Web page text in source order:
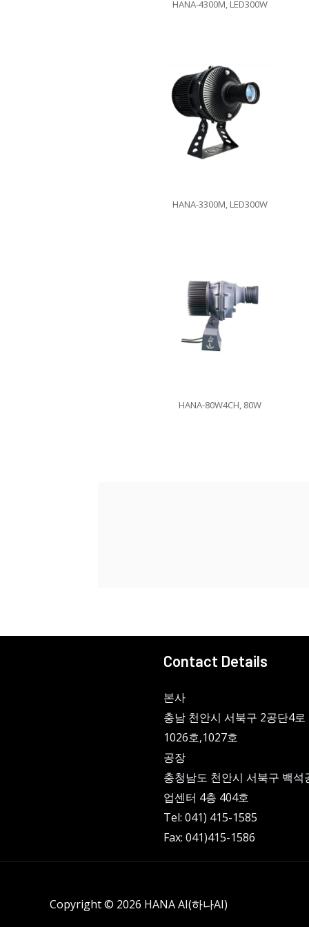
HANA-4300M, LED300W
HANA-3300M, LED300W
HANA-80W4CH, 80W
Contact Details
본사
충남 천안시 서북구 2공단4
1026호,1027호
공장
충청남도 천안시 서북구 백
업센터 4층 404호
Tel: 041) 415-1585
Fax: 041)415-1586
Copyright © 2026 HANA AI(하나AI)